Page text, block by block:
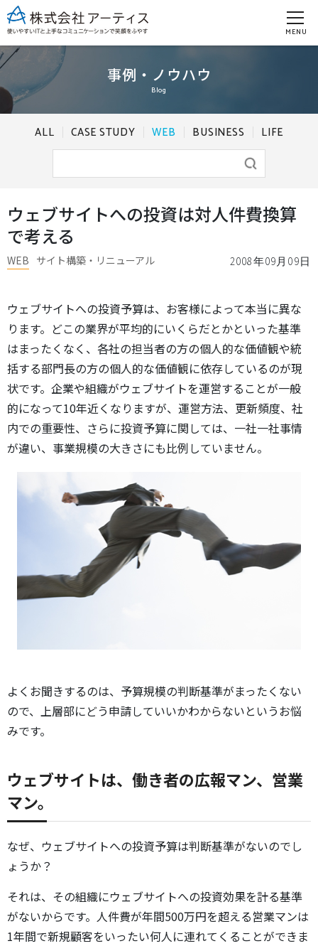
MENU
事例・ノウハウ
Blog
ALL CASE STUDY WEB BUSINESS LIFE
ウェブサイトへの投資は対人件費換算
で考える
2008年09月09日
WEB サイト構築・リニューアル
ウェブサイトへの投資予算は、お客様によって本当に異な
ります。どこの業界が平均的にいくらだとかといった基準
はまったくなく、各社の担当者の方の個人的な価値観や統
括する部門長の方の個人的な価値観に依存しているのが現
状です。企業や組織がウェブサイトを運営することが一般
的になって10年近くなりますが、運営方法、更新頻度、社
内での重要性、さらに投資予算に関しては、一社一社事情
が違い、事業規模の大きさにも比例していません。
よくお聞きするのは、予算規模の判断基準がまったくない
ので、上層部にどう申請していいかわからないというお悩
みです。
ウェブサイトは、働き者の広報マン、営業
マン。
なぜ、ウェブサイトへの投資予算は判断基準がないのでし
ょうか？
それは、その組織にウェブサイトへの投資効果を計る基準
がないからです。人件費が年間500万円を超える営業マンは
1年間で新規顧客をいったい何人に連れてくることができま